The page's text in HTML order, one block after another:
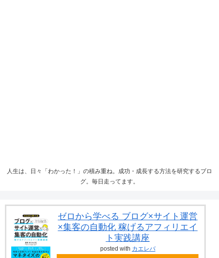
人生は、日々「わかった！」の積み重ね。成功・成長する方法を研究するブロ
グ。毎日走ってます。
ゼロから学べる ブログ×サイト運営
×集客の自動化 稼げるアフィリエイ
ト実践講座
posted with カエレバ